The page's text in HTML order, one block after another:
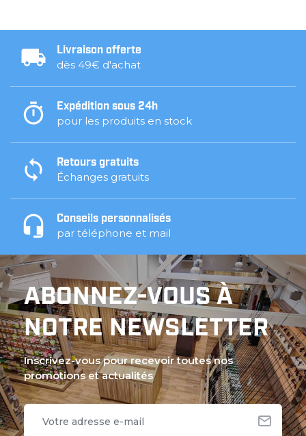
Livraison offerte
dès 49€ d'achat
Expédition sous 24h
pour les produits en stock
Retours gratuits
Échanges gratuits
Conseils personnalisés
par téléphone et mail
ABONNEZ-VOUS À
NOTRE NEWSLETTER
Inscrivez-vous pour recevoir toutes nos
promotions et actualités